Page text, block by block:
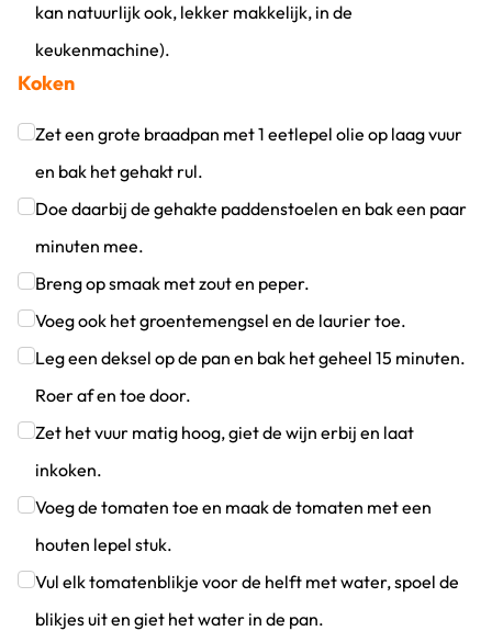
kan natuurlijk ook, lekker makkelijk, in de
keukenmachine).
Klik om dit selectievakje aan te vinken
Koken
Zet een grote braadpan met 1 eetlepel olie op laag vuur
en bak het gehakt rul.
Klik om dit selectievakje aan te vinken
Doe daarbij de gehakte paddenstoelen en bak een paar
minuten mee.
Klik om dit selectievakje aan te vinken
Breng op smaak met zout en peper.
Klik om dit selectievakje aan te vinken
Voeg ook het groentemengsel en de laurier toe.
Klik om dit selectievakje aan te vinken
Leg een deksel op de pan en bak het geheel 15 minuten.
Roer af en toe door.
Klik om dit selectievakje aan te vinken
Zet het vuur matig hoog, giet de wijn erbij en laat
inkoken.
Klik om dit selectievakje aan te vinken
Voeg de tomaten toe en maak de tomaten met een
houten lepel stuk.
Klik om dit selectievakje aan te vinken
Vul elk tomatenblikje voor de helft met water, spoel de
blikjes uit en giet het water in de pan.